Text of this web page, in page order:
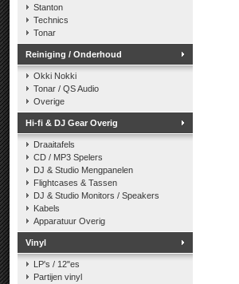
Stanton
Technics
Tonar
Reiniging / Onderhoud
Okki Nokki
Tonar / QS Audio
Overige
Hi-fi & DJ Gear Overig
Draaitafels
CD / MP3 Spelers
DJ & Studio Mengpanelen
Flightcases & Tassen
DJ & Studio Monitors / Speakers
Kabels
Apparatuur Overig
Vinyl
LP's / 12"es
Partijen vinyl